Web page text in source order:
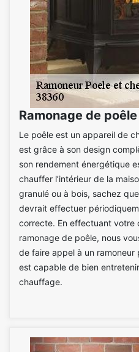
Ramonage de poêle
Le poêle est un appareil de
est grâce à son design
son rendement énergétique
chauffer l’intérieur de la
granulé ou à bois, sachez
devrait effectuer
correcte. En effectuant votre
ramonage de poêle, nous
de faire appel à un ramoneur
est capable de bien
chauffage.